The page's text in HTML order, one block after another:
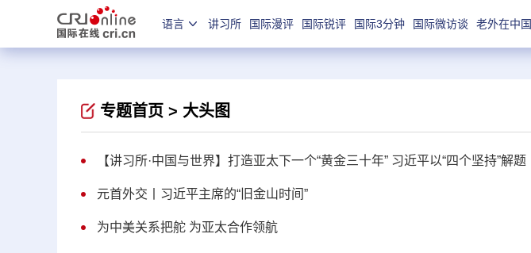
语言 讲习所 国际漫评 国际锐评 国际3分钟 国际微访谈 老外在中国
专题首页 > 大头图
【讲习所·中国与世界】打造亚太下一个“黄金三十年” 习近平以“四个坚持”解题
元首外交丨习近平主席的“旧金山时间”
为中美关系把舵 为亚太合作领航